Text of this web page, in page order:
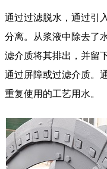
通过过滤脱水，通过引
分离。从浆液中除去了
滤介质将其排出，并留
通过屏障或过滤介质。
重复使用的工艺用水。